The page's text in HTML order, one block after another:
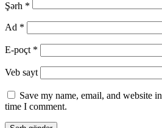
Şərh *
Ad *
E-poçt *
Veb sayt
Save my name, email, and website
time I comment.